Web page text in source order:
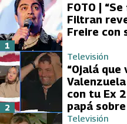
FOTO |
Filtran
Freire con
1
Televisión
“Ojalá que
con tu Ex
papá
2
Televisión